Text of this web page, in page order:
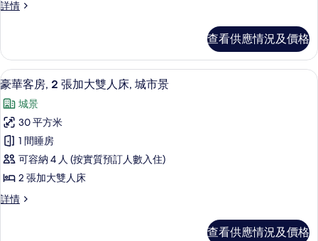
片
情
房,
張
特
大
雙
人
床,
城
市
景
詳情
豪
1
張
特
雙
人
床,
城
市
景
詳
情
查看供應情況及價格
載
入
所
有
豪
華
客
房,
羽絨被、特厚豪華床墊、房內夾萬、書
5
豪華客房, 2 張加大雙人床, 城市景
城景
30 平方米
1 間睡房
可容納 4 人 (按實質預訂人數入住)
2 張加大雙人床
詳情
豪
查看供應情況及價格